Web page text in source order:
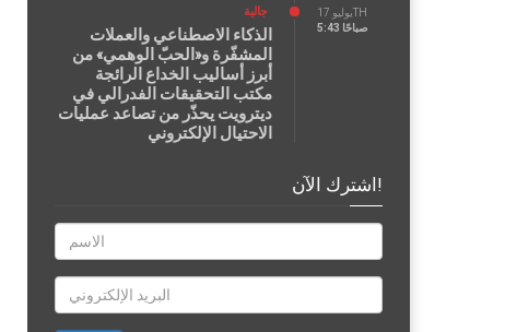
يوليو 17TH
5:43 صباحًا
جالية
الذكاء الاصطناعي والعملات
المشفّرة و«الحبّ الوهمي» من
أبرز أساليب الخداع الرائجة
مكتب التحقيقات الفدرالي في
ديترويت يحذّر من تصاعد عمليات
الاحتيال الإلكتروني
اشترك الآن!